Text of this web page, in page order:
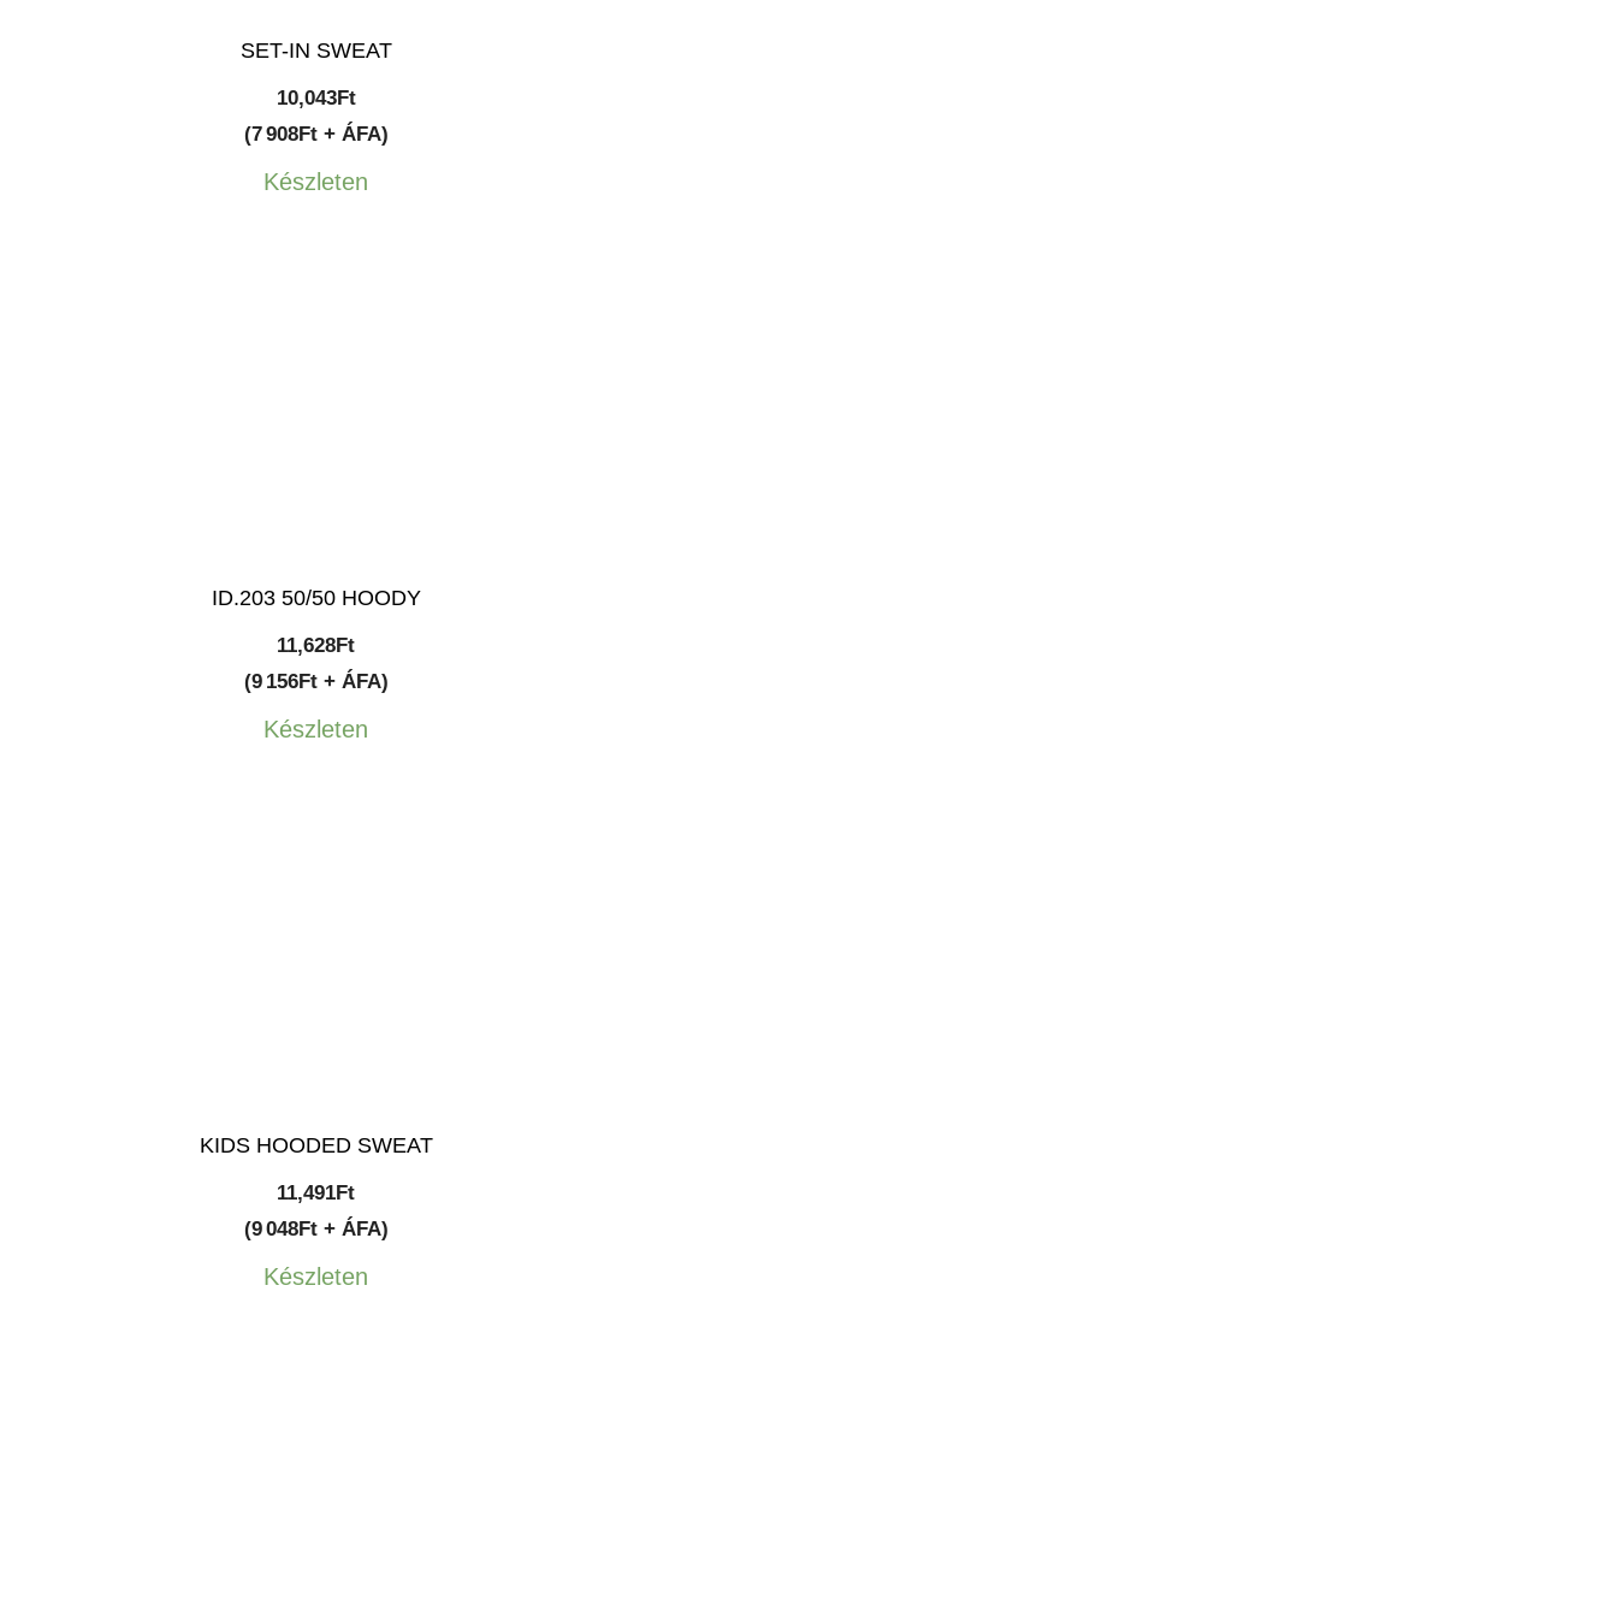
SET-IN SWEAT
10,043Ft
(7 908Ft + ÁFA)
Készleten
ID.203 50/50 HOODY
11,628Ft
(9 156Ft + ÁFA)
Készleten
KIDS HOODED SWEAT
11,491Ft
(9 048Ft + ÁFA)
Készleten